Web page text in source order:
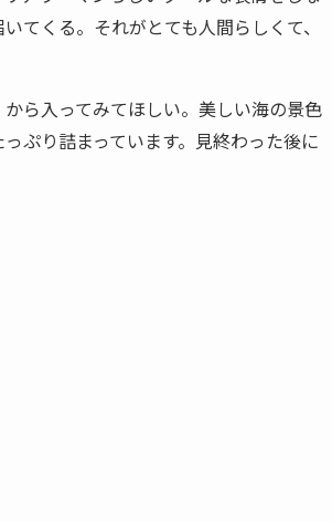
てくる。それがとても人間らしくて、
ら入ってみてほしい。美しい海の景色
ぷり詰まっています。見終わった後に